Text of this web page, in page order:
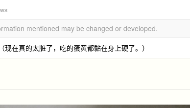
mentioned may be changed or developed.
在真的太脏了，吃的蛋黄都黏在身上硬了。）